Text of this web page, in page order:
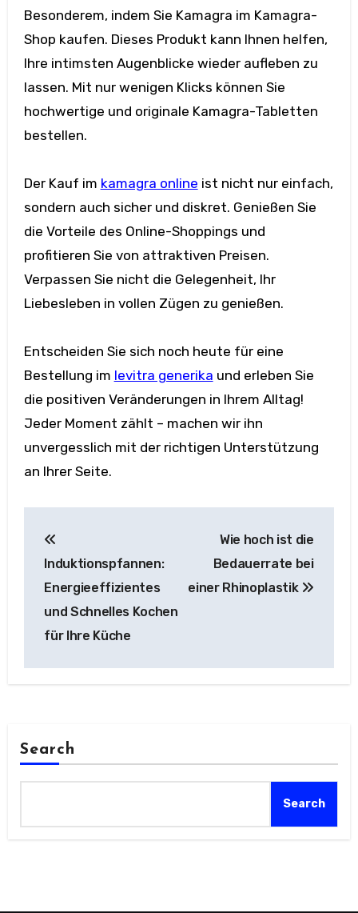
Besonderem, indem Sie Kamagra im Kamagra-
Shop kaufen. Dieses Produkt kann Ihnen helfen,
Ihre intimsten Augenblicke wieder aufleben zu
lassen. Mit nur wenigen Klicks können Sie
hochwertige und originale Kamagra-Tabletten
bestellen.
Der Kauf im kamagra online ist nicht nur einfach,
sondern auch sicher und diskret. Genießen Sie
die Vorteile des Online-Shoppings und
profitieren Sie von attraktiven Preisen.
Verpassen Sie nicht die Gelegenheit, Ihr
Liebesleben in vollen Zügen zu genießen.
Entscheiden Sie sich noch heute für eine
Bestellung im levitra generika und erleben Sie
die positiven Veränderungen in Ihrem Alltag!
Jeder Moment zählt – machen wir ihn
unvergesslich mit der richtigen Unterstützung
an Ihrer Seite.
navigation
Induktionspfannen:
Energieeffizientes
und Schnelles Kochen
für Ihre Küche
Wie hoch ist die
Bedauerrate bei
einer Rhinoplastik
Search
Search